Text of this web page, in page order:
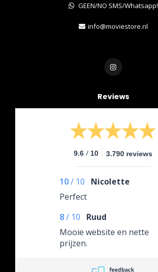
GEEN/NO SMS/Whatsapp!
info@moviestore.nl
Reviews
9.6 / 10 3.790 reviews
10/ 10
Nicolette
Perfect
8/ 10
Ruud
Mooie website en nette
prijzen.